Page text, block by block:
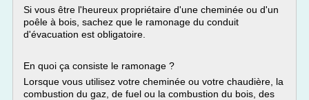
Si vous être l'heureux propriétaire d'une cheminée ou d'un
poêle à bois, sachez que le ramonage du conduit
d'évacuation est obligatoire.
En quoi ça consiste le ramonage ?
Lorsque vous utilisez votre cheminée ou votre chaudière, la
combustion du gaz, de fuel ou la combustion du bois, des